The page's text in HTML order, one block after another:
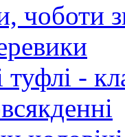
чоботи
туфлі -